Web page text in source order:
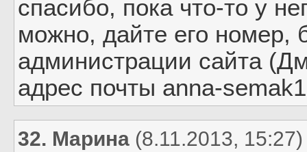
спасибо, пока что-то у
можно, дайте его номер,
администрации сайта
адрес почты anna-
32. Марина (8.11.2013, 15:27)